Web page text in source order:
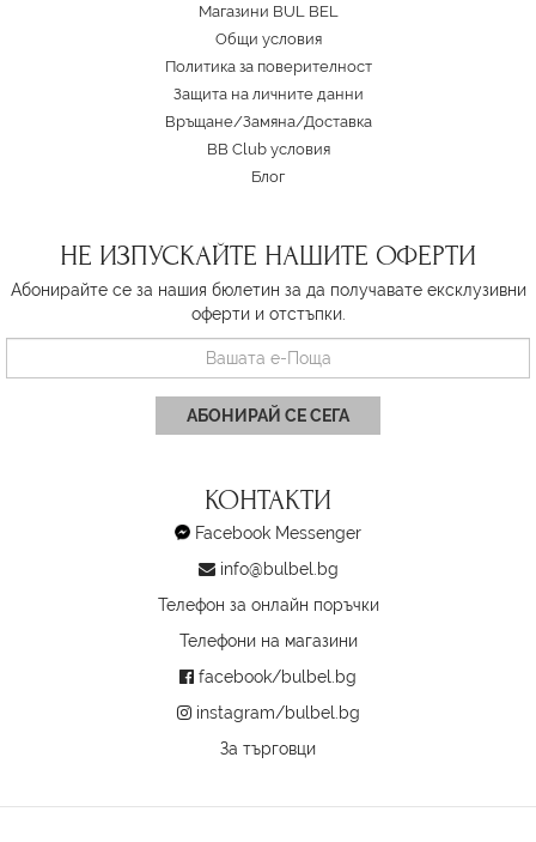
Магазини BUL BEL
Oбщи условия
Политика за поверителност
Защита на личните данни
Връщане/Замяна/Доставка
BB Club условия
Блог
НЕ ИЗПУСКАЙТЕ НАШИТЕ ОФЕРТИ
Абонирайте се за нашия бюлетин за да получавате ексклузивни
оферти и отстъпки.
АБОНИРАЙ СЕ СЕГА
КОНТАКТИ
Facebook Messenger
info@bulbel.bg
Телефон за онлайн поръчки
Телефони на магазини
facebook/bulbel.bg
instagram/bulbel.bg
За търговци